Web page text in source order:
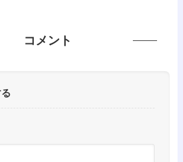
コメント